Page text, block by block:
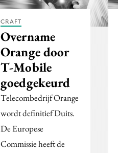
CRAFT
Overname
Orange door
T-Mobile
goedgekeurd
Telecombedrijf Orange
wordt definitief Duits.
De Europese
Commissie heeft de